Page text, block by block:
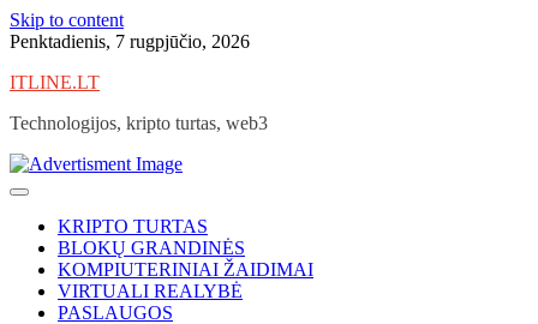
Skip to content
Penktadienis, 7 rugpjūčio, 2026
ITLINE.LT
Technologijos, kripto turtas, web3
KRIPTO TURTAS
BLOKŲ GRANDINĖS
KOMPIUTERINIAI ŽAIDIMAI
VIRTUALI REALYBĖ
PASLAUGOS